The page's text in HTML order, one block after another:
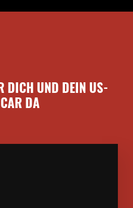
DICH UND DEIN US-
CAR DA